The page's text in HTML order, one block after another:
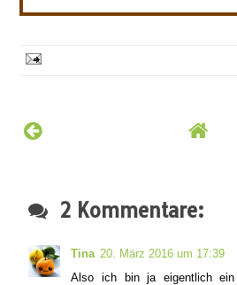
2 Kommentare:
Tina 20. März 2016 um 17:39
Also ich bin ja eigentlich